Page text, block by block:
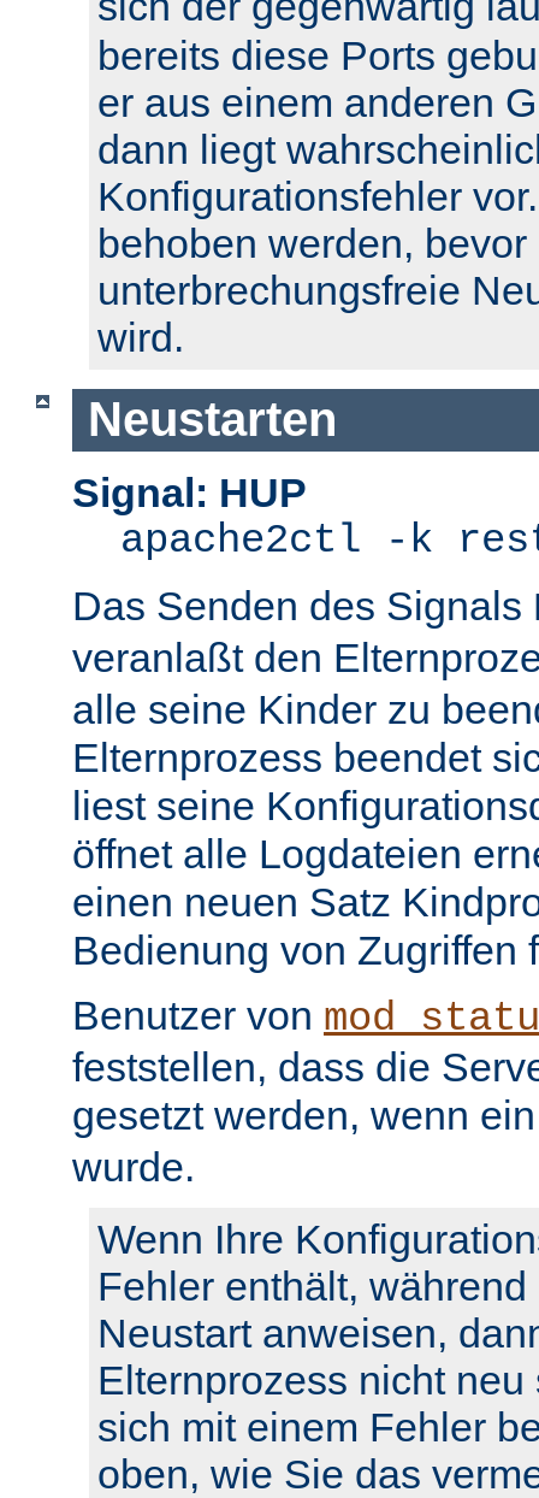
bereits diese Ports
er aus einem anderen
dann liegt
Konfigurationsfehler
behoben werden, bevor
unterbrechungsfreie
wird.
Neustarten
Signal: HUP
apache2ctl -k
Das Senden des Signals
veranlaßt den
alle seine Kinder zu
Elternprozess beendet
liest seine
öffnet alle Logdateien
einen neuen Satz
Bedienung von Zugriffen
Benutzer von
feststellen, dass die
gesetzt werden, wenn
wurde.
Wenn Ihre
Fehler enthält,
Neustart anweisen,
Elternprozess nicht
sich mit einem Fehler
oben, wie Sie das